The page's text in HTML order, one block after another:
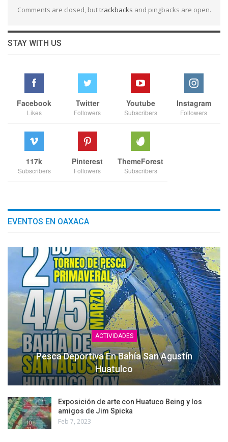
Comments are closed, buttrackbacks and pingbacks are open.
STAY WITH US
Facebook
Likes
Twitter
Followers
Youtube
Subscribers
Instagram
Followers
117k
Subscribers
Pinterest
Followers
ThemeForest
Subscribers
EVENTOS EN OAXACA
ACTIVIDADES
Pesca Deportiva En Bahía San Agustín
Huatulco
Exposición de arte con Huatuco Being y los
amigos de Jim Spicka
Feb 7, 2023